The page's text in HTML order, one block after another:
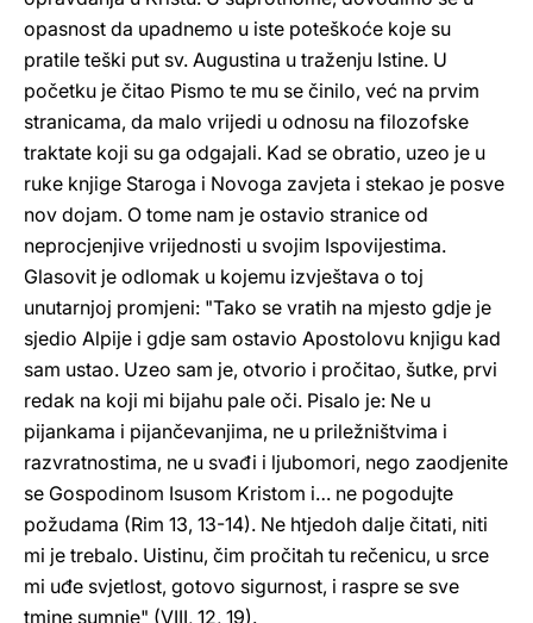
opasnost da upadnemo u iste poteškoće koje su
pratile teški put sv. Augustina u traženju Istine. U
početku je čitao Pismo te mu se činilo, već na prvim
stranicama, da malo vrijedi u odnosu na filozofske
traktate koji su ga odgajali. Kad se obratio, uzeo je u
ruke knjige Staroga i Novoga zavjeta i stekao je posve
nov dojam. O tome nam je ostavio stranice od
neprocjenjive vrijednosti u svojim Ispovijestima.
Glasovit je odlomak u kojemu izvještava o toj
unutarnjoj promjeni: "Tako se vratih na mjesto gdje je
sjedio Alpije i gdje sam ostavio Apostolovu knjigu kad
sam ustao. Uzeo sam je, otvorio i pročitao, šutke, prvi
redak na koji mi bijahu pale oči. Pisalo je: Ne u
pijankama i pijančevanjima, ne u priležništvima i
razvratnostima, ne u svađi i ljubomori, nego zaodjenite
se Gospodinom Isusom Kristom i… ne pogodujte
požudama (Rim 13, 13-14). Ne htjedoh dalje čitati, niti
mi je trebalo. Uistinu, čim pročitah tu rečenicu, u srce
mi uđe svjetlost, gotovo sigurnost, i raspre se sve
tmine sumnje" (VIII, 12, 19).